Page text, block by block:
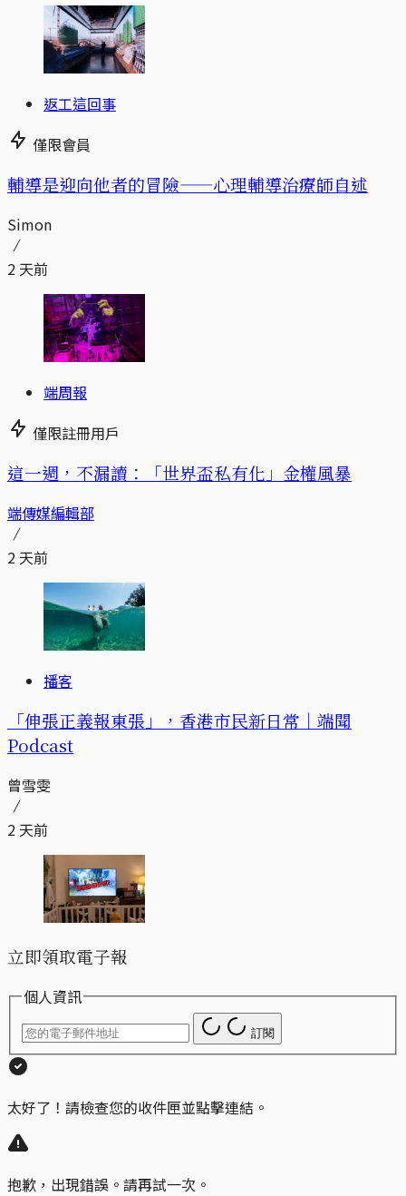
返工這回事
僅限會員
輔導是迎向他者的冒險——心理輔導治療師自述
Simon
2 天前
端周報
僅限註冊用戶
這一週，不漏讀：「世界盃私有化」金權風暴
端傳媒編輯部
2 天前
播客
「伸張正義報東張」，香港市民新日常｜端聞
Podcast
曾雪雯
2 天前
立即領取電子報
個人資訊
訂閱
太好了！請檢查您的收件匣並點擊連結。
抱歉，出現錯誤。請再試一次。